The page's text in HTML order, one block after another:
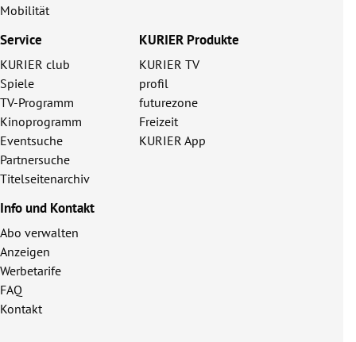
Mobilität
Service
KURIER club
Spiele
TV-Programm
Kinoprogramm
Eventsuche
Partnersuche
Titelseitenarchiv
KURIER Produkte
KURIER TV
profil
futurezone
Freizeit
KURIER App
Info und Kontakt
Abo verwalten
Anzeigen
Werbetarife
FAQ
Kontakt